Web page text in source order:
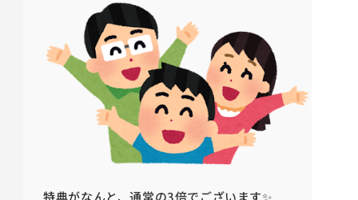
特典がなんと、通常の3倍でございます✨